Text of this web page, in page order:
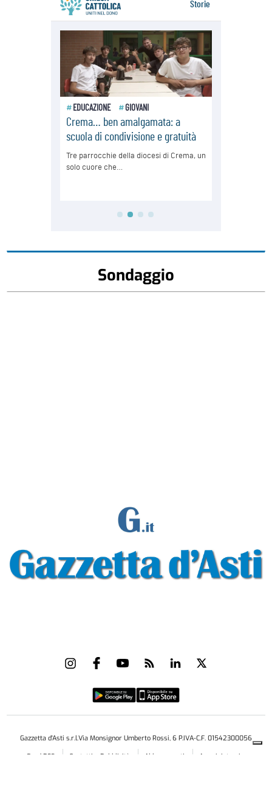
Sondaggio
Gazzetta d'Asti s.r.l.Via Monsignor Umberto Rossi, 6 P.IVA-C.F. 01542300056
Feed RSS
Contatti e Pubblicità Abbonamenti
Amministrazione